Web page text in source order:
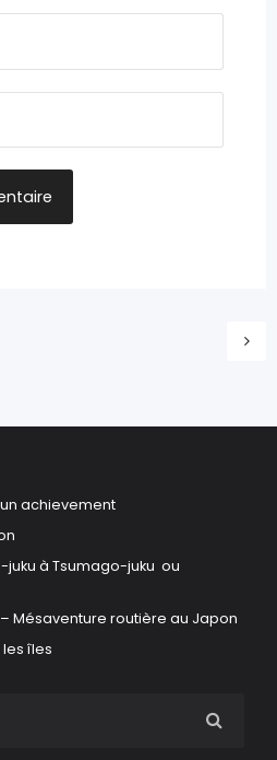
achievement
à Tsumago-juku ou
Mésaventure routière au Japon
îles